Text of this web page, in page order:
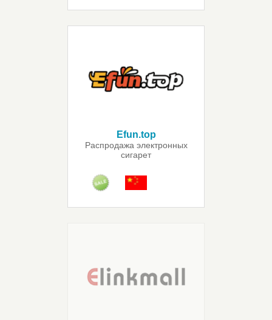
Efun.top
Распродажа электронных
сигарет